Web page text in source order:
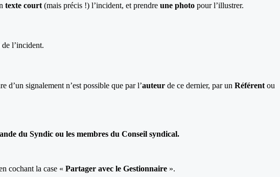
texte court (mais précis !) l’incident, et prendre une photo pour l’illustrer.
l’incident.
signalement n’est possible que par l’auteur de ce dernier, par un Référent ou
du Syndic ou les membres du Conseil syndical.
cochant la case « Partager avec le Gestionnaire ».